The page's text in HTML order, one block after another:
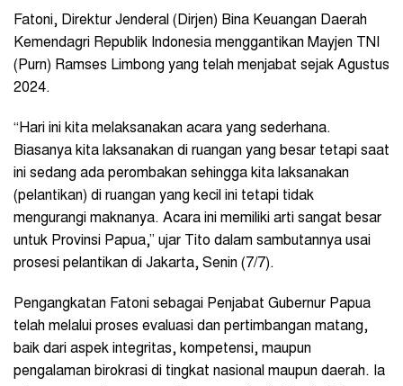
Fatoni, Direktur Jenderal (Dirjen) Bina Keuangan Daerah
Kemendagri Republik Indonesia menggantikan Mayjen TNI
(Purn) Ramses Limbong yang telah menjabat sejak Agustus
2024.
“Hari ini kita melaksanakan acara yang sederhana.
Biasanya kita laksanakan di ruangan yang besar tetapi saat
ini sedang ada perombakan sehingga kita laksanakan
(pelantikan) di ruangan yang kecil ini tetapi tidak
mengurangi maknanya. Acara ini memiliki arti sangat besar
untuk Provinsi Papua,” ujar Tito dalam sambutannya usai
prosesi pelantikan di Jakarta, Senin (7/7).
Pengangkatan Fatoni sebagai Penjabat Gubernur Papua
telah melalui proses evaluasi dan pertimbangan matang,
baik dari aspek integritas, kompetensi, maupun
pengalaman birokrasi di tingkat nasional maupun daerah. Ia